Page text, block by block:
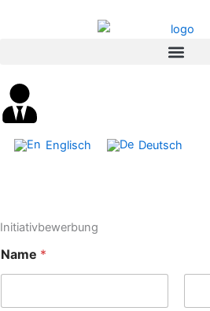
Englisch Deutsch
Initiativbewerbung
Name *